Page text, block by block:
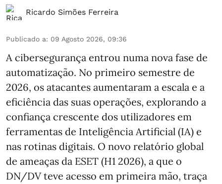
Ricardo Simões Ferreira
Publicado a: 09 Agosto 2026, 09:36
A cibersegurança entrou numa nova fase de
automatização. No primeiro semestre de
2026, os atacantes aumentaram a escala e a
eficiência das suas operações, explorando a
confiança crescente dos utilizadores em
ferramentas de Inteligência Artificial (IA) e
nas rotinas digitais. O novo relatório global
de ameaças da ESET (H1 2026), a que o
DN/DV teve acesso em primeira mão, traça